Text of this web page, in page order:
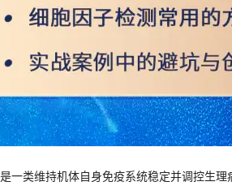
一类维持机体自身免疫系统稳定并调控生